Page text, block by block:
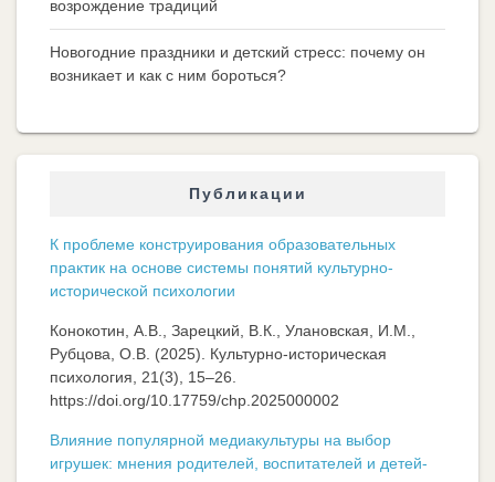
возрождение традиций
Новогодние праздники и детский стресс: почему он
возникает и как с ним бороться?
Публикации
К проблеме конструирования образовательных
практик на основе системы понятий культурно-
исторической психологии
Конокотин, А.В., Зарецкий, В.К., Улановская, И.М.,
Рубцова, О.В. (2025). Культурно-историческая
психология, 21(3), 15–26.
https://doi.org/10.17759/chp.2025000002
Влияние популярной медиакультуры на выбор
игрушек: мнения родителей, воспитателей и детей-